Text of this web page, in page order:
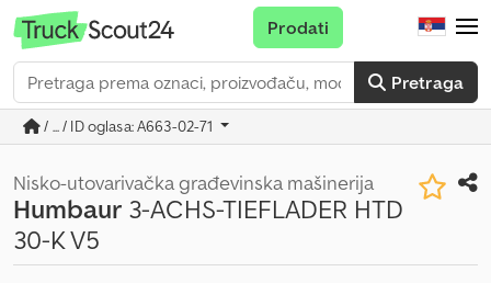
Pretraga
Prodati
/ ... / ID oglasa: A663-02-71
Nisko-utovarivačka građevinska mašinerija
Humbaur 3-ACHS-TIEFLADER HTD
30-K V5